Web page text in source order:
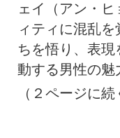
ェイ（アン・
ィティに混乱
ちを悟り、表
動する男性の魅
（２ページに続